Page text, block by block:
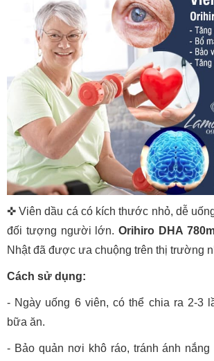
✜ Viên dầu cá có kích thước nhỏ, dễ
đối tượng người lớn.Orihiro DHA
Nhật đã được ưa chuộng trên thị trường
Cách sử dụng:
- Ngày uống 6 viên, có thể chia ra 2-3
bữa ăn.
- Bảo quản nơi khô ráo, tránh ánh